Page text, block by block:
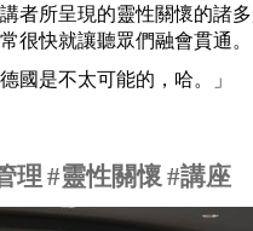
者所呈現的靈性關懷的諸
很快就讓聽眾們融會貫通。
國是不太可能的，哈。」
理 #靈性關懷 #講座